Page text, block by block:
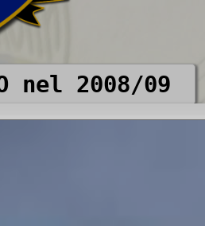
nel 2008/09